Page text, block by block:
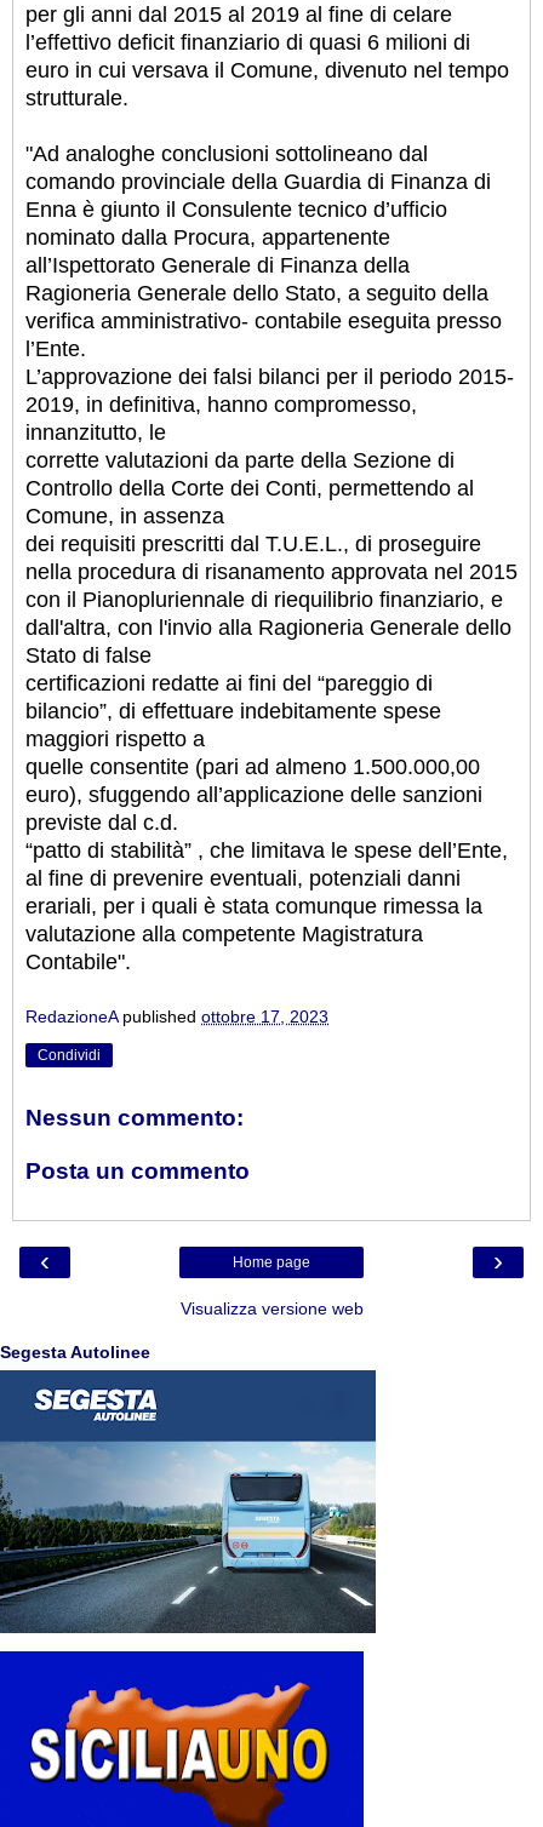
per gli anni dal 2015 al 2019 al fine di celare
l’effettivo deficit finanziario di quasi 6 milioni di
euro in cui versava il Comune, divenuto nel tempo
strutturale.
"Ad analoghe conclusioni sottolineano dal
comando provinciale della Guardia di Finanza di
Enna è giunto il Consulente tecnico d’ufficio
nominato dalla Procura, appartenente
all’Ispettorato Generale di Finanza della
Ragioneria Generale dello Stato, a seguito della
verifica amministrativo- contabile eseguita presso
l’Ente.
L’approvazione dei falsi bilanci per il periodo 2015-
2019, in definitiva, hanno compromesso,
innanzitutto, le
corrette valutazioni da parte della Sezione di
Controllo della Corte dei Conti, permettendo al
Comune, in assenza
dei requisiti prescritti dal T.U.E.L., di proseguire
nella procedura di risanamento approvata nel 2015
con il Pianopluriennale di riequilibrio finanziario, e
dall'altra, con l'invio alla Ragioneria Generale dello
Stato di false
certificazioni redatte ai fini del “pareggio di
bilancio”, di effettuare indebitamente spese
maggiori rispetto a
quelle consentite (pari ad almeno 1.500.000,00
euro), sfuggendo all’applicazione delle sanzioni
previste dal c.d.
“patto di stabilità” , che limitava le spese dell’Ente,
al fine di prevenire eventuali, potenziali danni
erariali, per i quali è stata comunque rimessa la
valutazione alla competente Magistratura
Contabile".
RedazioneA published ottobre 17, 2023
Condividi
Nessun commento:
Posta un commento
‹ ›
Home page
Visualizza versione web
Segesta Autolinee